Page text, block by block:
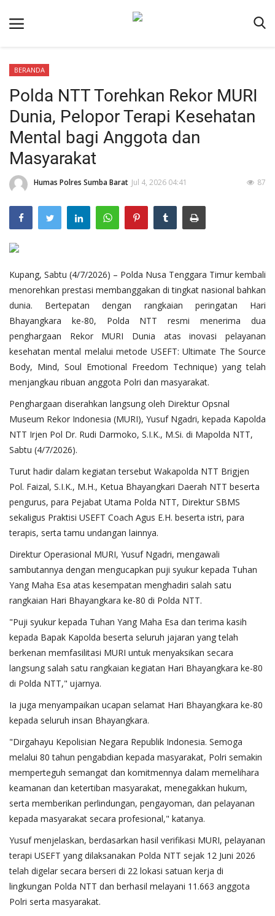
Redaksi
Binkam
Lantas
Giat Ops
Polisi Kita
BERANDA
Polda NTT Torehkan Rekor MURI
Dunia, Pelopor Terapi Kesehatan
Mental bagi Anggota dan
Masyarakat
Humas Polres Sumba Barat Jul 4, 2026 04:41 87
Kupang, Sabtu (4/7/2026) – Polda Nusa Tenggara Timur kembali
menorehkan prestasi membanggakan di tingkat nasional bahkan
dunia. Bertepatan dengan rangkaian peringatan Hari
Bhayangkara ke-80, Polda NTT resmi menerima dua
penghargaan Rekor MURI Dunia atas inovasi pelayanan
kesehatan mental melalui metode USEFT: Ultimate The Source
Body, Mind, Soul Emotional Freedom Technique) yang telah
menjangkau ribuan anggota Polri dan masyarakat.
Penghargaan diserahkan langsung oleh Direktur Opsnal
Museum Rekor Indonesia (MURI), Yusuf Ngadri, kepada Kapolda
NTT Irjen Pol Dr. Rudi Darmoko, S.I.K., M.Si. di Mapolda NTT,
Sabtu (4/7/2026).
Turut hadir dalam kegiatan tersebut Wakapolda NTT Brigjen
Pol. Faizal, S.I.K., M.H., Ketua Bhayangkari Daerah NTT beserta
pengurus, para Pejabat Utama Polda NTT, Direktur SBMS
sekaligus Praktisi USEFT Coach Agus E.H. beserta istri, para
terapis, serta tamu undangan lainnya.
Direktur Operasional MURI, Yusuf Ngadri, mengawali
sambutannya dengan mengucapkan puji syukur kepada Tuhan
Yang Maha Esa atas kesempatan menghadiri salah satu
rangkaian Hari Bhayangkara ke-80 di Polda NTT.
"Puji syukur kepada Tuhan Yang Maha Esa dan terima kasih
kepada Bapak Kapolda beserta seluruh jajaran yang telah
berkenan memfasilitasi MURI untuk menyaksikan secara
langsung salah satu rangkaian kegiatan Hari Bhayangkara ke-80
di Polda NTT," ujarnya.
Ia juga menyampaikan ucapan selamat Hari Bhayangkara ke-80
kepada seluruh insan Bhayangkara.
"Dirgahayu Kepolisian Negara Republik Indonesia. Semoga
melalui 80 tahun pengabdian kepada masyarakat, Polri semakin
memperteguh semangat dan komitmennya dalam memelihara
keamanan dan ketertiban masyarakat, menegakkan hukum,
serta memberikan perlindungan, pengayoman, dan pelayanan
kepada masyarakat secara profesional," katanya.
Yusuf menjelaskan, berdasarkan hasil verifikasi MURI, pelayanan
terapi USEFT yang dilaksanakan Polda NTT sejak 12 Juni 2026
telah digelar secara berseri di 22 lokasi satuan kerja di
lingkungan Polda NTT dan berhasil melayani 11.663 anggota
Polri serta masyarakat.